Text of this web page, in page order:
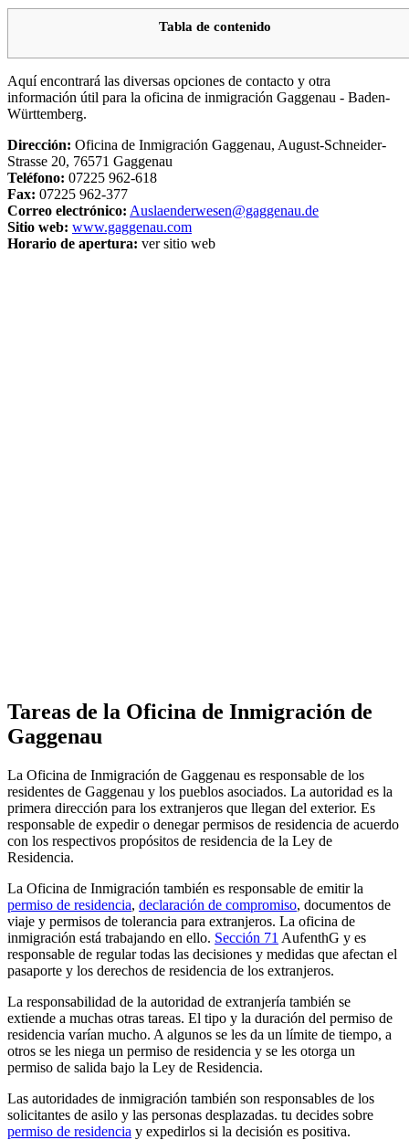
Tabla de contenido
Aquí encontrará las diversas opciones de contacto y otra
información útil para la oficina de inmigración Gaggenau - Baden-
Württemberg.
Dirección: Oficina de Inmigración Gaggenau, August-Schneider-
Strasse 20, 76571 Gaggenau
Teléfono: 07225 962-618
Fax: 07225 962-377
Correo electrónico: Auslaenderwesen@gaggenau.de
Sitio web: www.gaggenau.com
Horario de apertura: ver sitio web
Tareas de la Oficina de Inmigración de
Gaggenau
La Oficina de Inmigración de Gaggenau es responsable de los
residentes de Gaggenau y los pueblos asociados. La autoridad es la
primera dirección para los extranjeros que llegan del exterior. Es
responsable de expedir o denegar permisos de residencia de acuerdo
con los respectivos propósitos de residencia de la Ley de
Residencia.
La Oficina de Inmigración también es responsable de emitir la
permiso de residencia, declaración de compromiso, documentos de
viaje y permisos de tolerancia para extranjeros. La oficina de
inmigración está trabajando en ello. Sección 71 AufenthG y es
responsable de regular todas las decisiones y medidas que afectan el
pasaporte y los derechos de residencia de los extranjeros.
La responsabilidad de la autoridad de extranjería también se
extiende a muchas otras tareas. El tipo y la duración del permiso de
residencia varían mucho. A algunos se les da un límite de tiempo, a
otros se les niega un permiso de residencia y se les otorga un
permiso de salida bajo la Ley de Residencia.
Las autoridades de inmigración también son responsables de los
solicitantes de asilo y las personas desplazadas. tu decides sobre
permiso de residencia y expedirlos si la decisión es positiva.